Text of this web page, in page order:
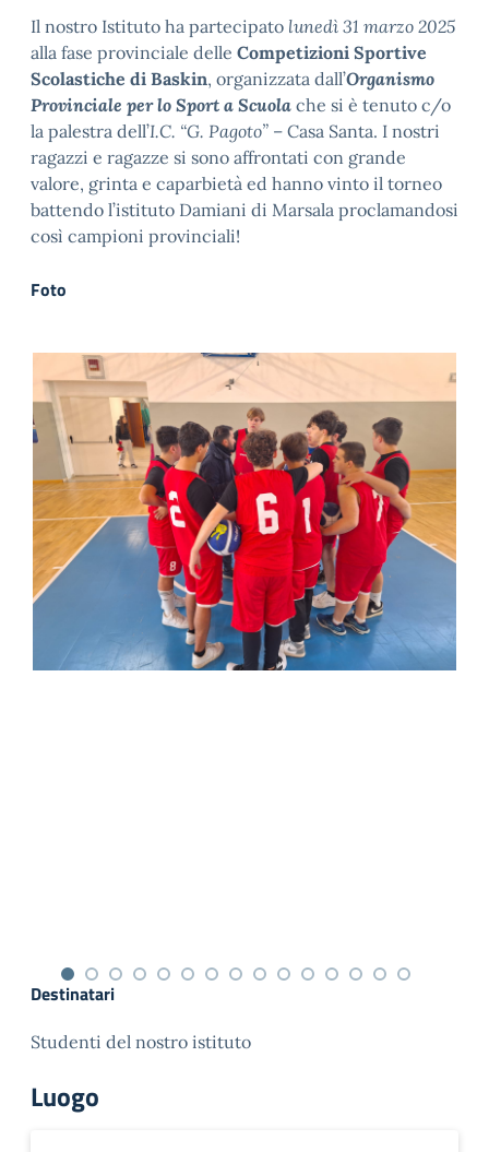
Il nostro Istituto ha partecipato lunedì 31 marzo 2025
alla fase provinciale delle Competizioni Sportive
Scolastiche di Baskin, organizzata dall’Organismo
Provinciale per lo Sport a Scuola che si è tenuto c/o
la palestra dell’I.C. “G. Pagoto” – Casa Santa. I nostri
ragazzi e ragazze si sono affrontati con grande
valore, grinta e caparbietà ed hanno vinto il torneo
battendo l’istituto Damiani di Marsala proclamandosi
così campioni provinciali!
Foto
Destinatari
Studenti del nostro istituto
Luogo